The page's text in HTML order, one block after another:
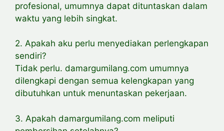
profesional, umumnya dapat dituntaskan dalam
waktu yang lebih singkat.
2. Apakah aku perlu menyediakan perlengkapan
sendiri?
Tidak perlu. damargumilang.com umumnya
dilengkapi dengan semua kelengkapan yang
dibutuhkan untuk menuntaskan pekerjaan.
3. Apakah damargumilang.com meliputi